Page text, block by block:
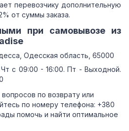
перевозчику дополнительную
от суммы заказа.
при самовывозе из
Одесская область, 65000
с 09:00 - 16:00. Пт - Выходной.
по возврату или
по номеру телефона: +380
помочь и найти оптимальное